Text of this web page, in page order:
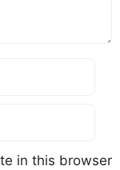
in this browser